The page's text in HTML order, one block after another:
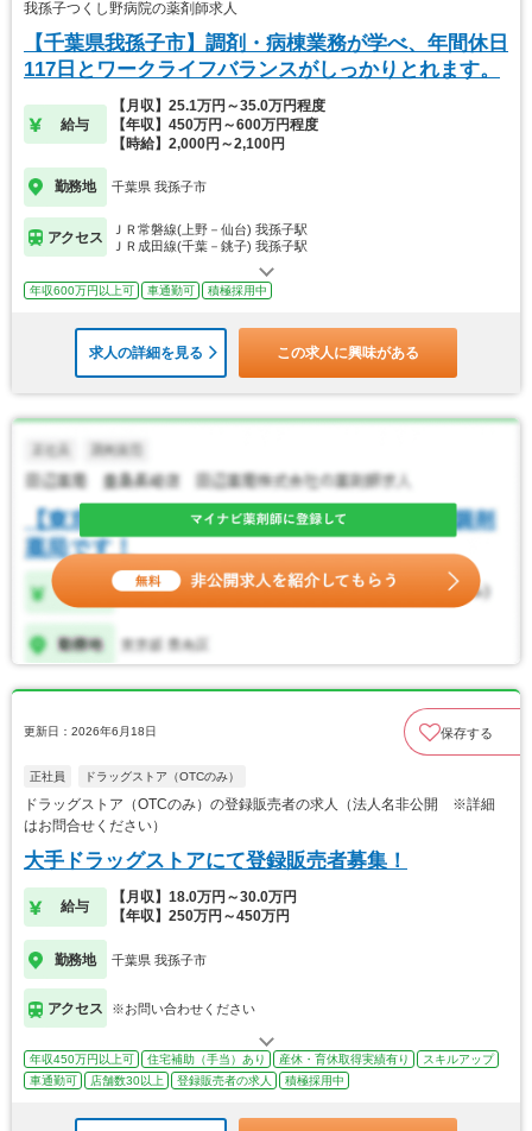
我孫子つくし野病院の薬剤師求人
【千葉県我孫子市】調剤・病棟業務が学べ、年間休日
117日とワークライフバランスがしっかりとれます。
給与
【月収】25.1万円～35.0万円程度
【年収】450万円～600万円程度
【時給】2,000円～2,100円
勤務地 千葉県 我孫子市
アクセス
ＪＲ常磐線(上野－仙台) 我孫子駅
ＪＲ成田線(千葉－銚子) 我孫子駅
年収600万円以上可 車通勤可 積極採用中
求人の詳細を見る この求人に興味がある
更新日：2026年6月18日 保存する
正社員 ドラッグストア（OTCのみ）
ドラッグストア（OTCのみ）の登録販売者の求人（法人名非公開 ※詳細
はお問合せください）
大手ドラッグストアにて登録販売者募集！
給与
【月収】18.0万円～30.0万円
【年収】250万円～450万円
勤務地 千葉県 我孫子市
アクセス ※お問い合わせください
年収450万円以上可 住宅補助（手当）あり 産休・育休取得実績有り
スキルアップ
車通勤可
店舗数30以上 登録販売者の求人 積極採用中